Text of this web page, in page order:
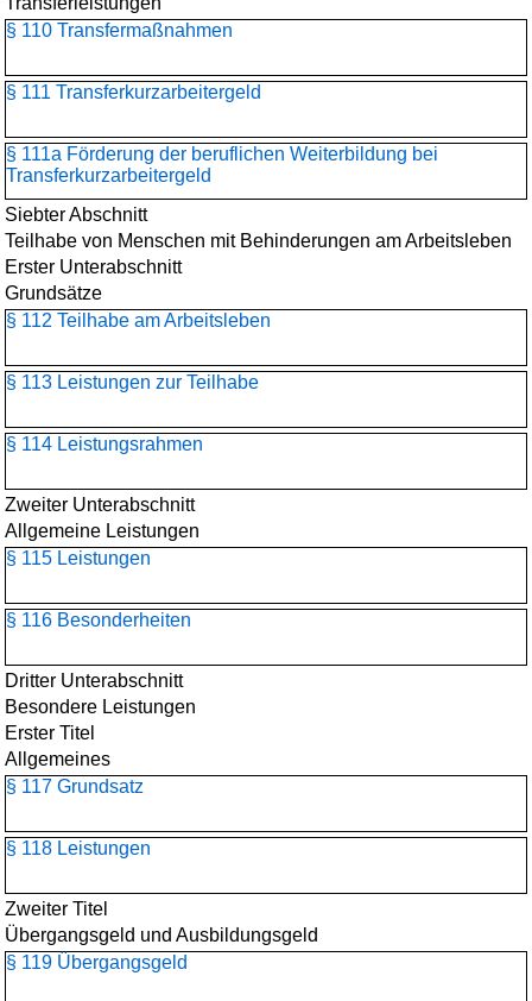
§ 110 Transfermaßnahmen
§ 111 Transferkurzarbeitergeld
§ 111a Förderung der beruflichen Weiterbildung bei
Transferkurzarbeitergeld
Siebter Abschnitt
Teilhabe von Menschen mit Behinderungen am Arbeitsleben
Erster Unterabschnitt
Grundsätze
§ 112 Teilhabe am Arbeitsleben
§ 113 Leistungen zur Teilhabe
§ 114 Leistungsrahmen
Zweiter Unterabschnitt
Allgemeine Leistungen
§ 115 Leistungen
§ 116 Besonderheiten
Dritter Unterabschnitt
Besondere Leistungen
Erster Titel
Allgemeines
§ 117 Grundsatz
§ 118 Leistungen
Zweiter Titel
Übergangsgeld und Ausbildungsgeld
§ 119 Übergangsgeld